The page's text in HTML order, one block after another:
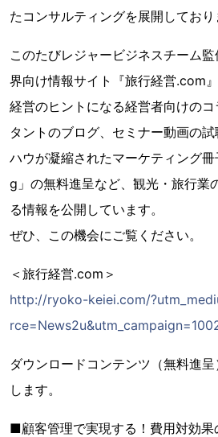
たコンサルティングを展開しており
このたびレジャービジネスチーム
界向け情報サイト『旅行経営.com』
経営のヒントになる経営者向けの
タントのブログ、セミナー動画の
ハウが凝縮されたマーケティング
g」の無料進呈など、観光・旅行業
る情報を公開しています。
ぜひ、この機会にご覧ください。
＜旅行経営.com＞
http://ryoko-keiei.com/
ダウンロードコンテンツ（無料進
します。
■顧客管理で実現する！費用対効果